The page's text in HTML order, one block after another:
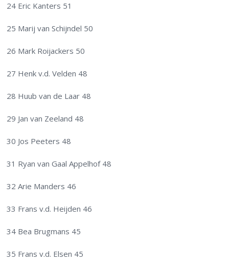
24 Eric Kanters 51
25 Marij van Schijndel 50
26 Mark Roijackers 50
27 Henk v.d. Velden 48
28 Huub van de Laar 48
29 Jan van Zeeland 48
30 Jos Peeters 48
31 Ryan van Gaal Appelhof 48
32 Arie Manders 46
33 Frans v.d. Heijden 46
34 Bea Brugmans 45
35 Frans v.d. Elsen 45